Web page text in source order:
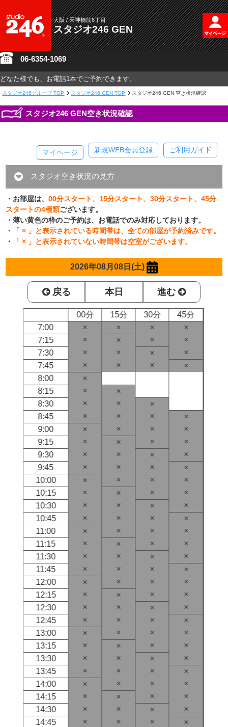
大阪 / 天神橋筋6丁目
スタジオ246 GEN
06-6354-1069
どなた様でも、お電話1本でご予約できます。
スタジオ246グループ TOP スタジオ246 GEN TOP スタジオ246 GEN 空き状況確認
スタジオ246 GEN空き状況確認
ご利用ガイド
新規WEB会員登録
マイページ
スタジオ空き状況の見方
・お部屋は、00分スタート、15分スタート、30分スタート、45分
スタートの4種類ございます。
・薄い黄色の枠のご予約は、お電話でのみ対応しております。
・
「 × 」と表示されている時間帯は、全ての部屋が予約済みです。
・
「 × 」と表示されていない時間帯は空室がございます。
2026年08月08日(土)
戻る 本日 進む
00分 15分 30分
45分
7:00
× × ×
×
7:15
× × ×
×
7:30
× × ×
×
7:45
× × ×
×
8:00
×
8:15
×
×
8:30
× ×
×
8:45
× × ×
×
9:00
× × ×
×
9:15
× × ×
×
9:30
× × ×
×
9:45
× × ×
×
10:00
× × ×
×
10:15
× × ×
×
10:30
× × ×
×
10:45
× × ×
×
11:00
× × ×
×
11:15
× × ×
×
11:30
× × ×
×
11:45
× × ×
×
12:00
× × ×
×
12:15
× × ×
×
12:30
× × ×
×
12:45
× × ×
×
13:00
× × ×
×
13:15
× × ×
×
13:30
× × ×
×
13:45
× × ×
×
14:00
× × ×
×
14:15
× × ×
×
14:30
× × ×
×
14:45
× × ×
×